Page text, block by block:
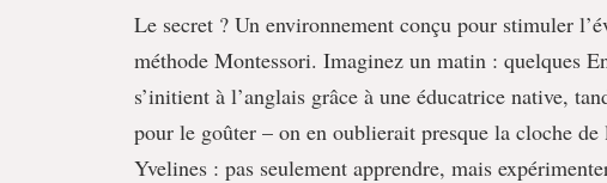
Le secret ? Un environnement conçu pour stimuler
méthode Montessori. Imaginez un matin : quelques
s’initient à l’anglais grâce à une éducatrice native,
pour le goûter – on en oublierait presque la cloche
Yvelines : pas seulement apprendre, mais